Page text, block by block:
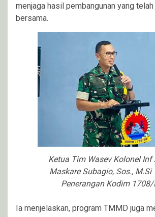
menjaga hasil pembangunan yang
bersama.
Ketua Tim Wasev Kolonel Inf
Maskare Subagio, Sos.,
Penerangan Kodim 1708/
Ia menjelaskan, program TMMD juga